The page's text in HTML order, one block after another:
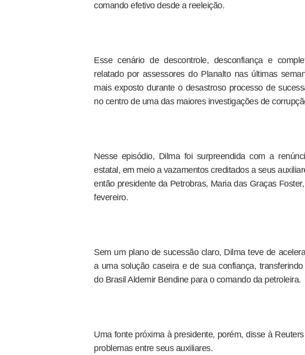
comando efetivo desde a reeleição.
Esse cenário de descontrole, desconfiança e
relatado por assessores do Planalto nas últimas
mais exposto durante o desastroso processo de
no centro de uma das maiores investigações de
Nesse episódio, Dilma foi surpreendida com a
estatal, em meio a vazamentos creditados a seus
então presidente da Petrobras, Maria das Graças
fevereiro.
Sem um plano de sucessão claro, Dilma teve de
a uma solução caseira e de sua confiança,
do Brasil Aldemir Bendine para o comando da petroleira.
Uma fonte próxima à presidente, porém, disse à
problemas entre seus auxiliares.